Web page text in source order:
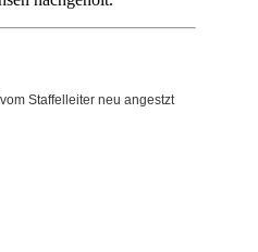
Staffelleiter neu angestzt